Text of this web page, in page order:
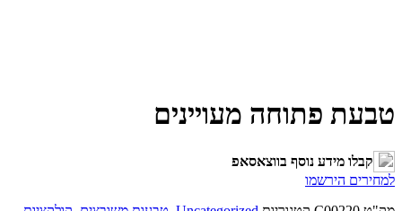
טבעת פתוחה מעויינים
קבלו מידע נוסף בווצאסאפ
למחירים הירשמו